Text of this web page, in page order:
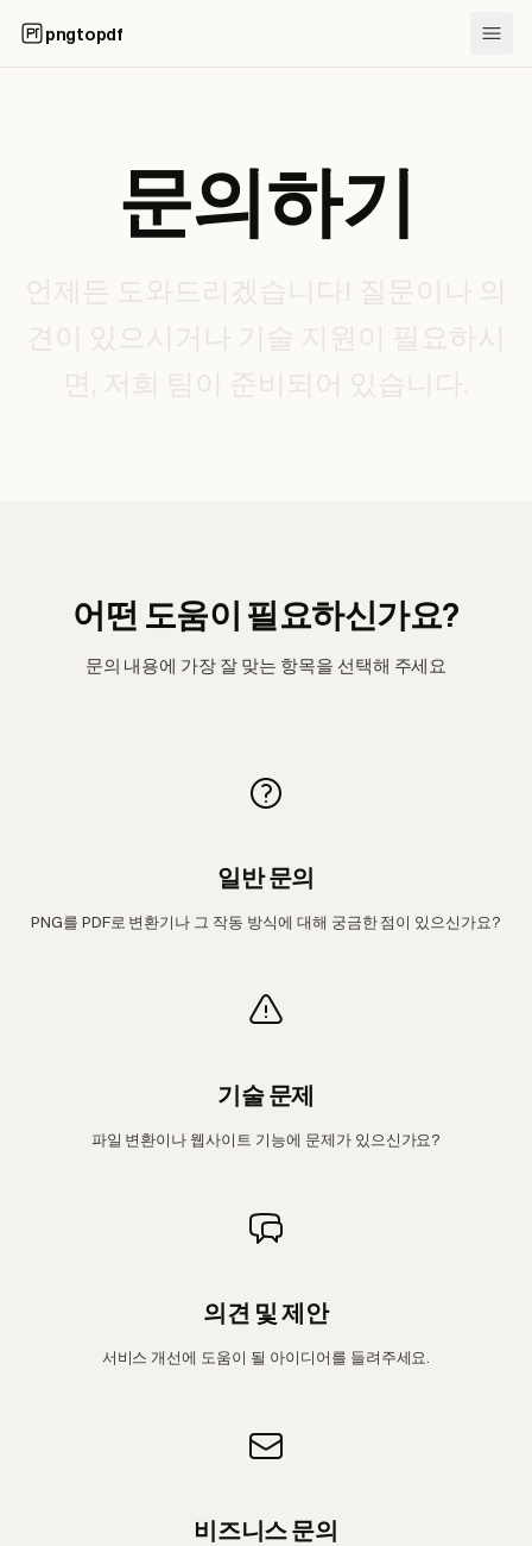
pngtopdf
문의하기
언제든 도와드리겠습니다! 질문이나 의
견이 있으시거나 기술 지원이 필요하시
면, 저희 팀이 준비되어 있습니다.
어떤 도움이 필요하신가요?
문의 내용에 가장 잘 맞는 항목을 선택해 주세요
일반 문의
PNG를 PDF로 변환기나 그 작동 방식에 대해 궁금한 점이 있으신가요?
기술 문제
파일 변환이나 웹사이트 기능에 문제가 있으신가요?
의견 및 제안
서비스 개선에 도움이 될 아이디어를 들려주세요.
비즈니스 문의